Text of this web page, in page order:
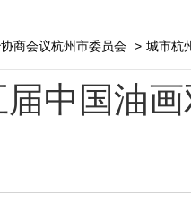
商会议杭州市委员会 > 城市杭
届中国油